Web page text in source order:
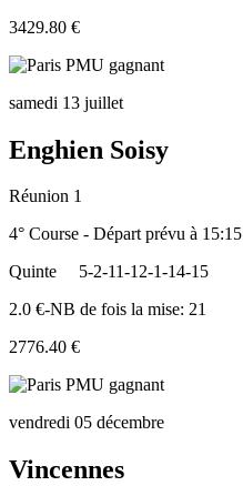
3429.80 €
samedi 13 juillet
Enghien Soisy
Réunion 1
4° Course - Départ prévu à 15:15
Quinte
5-2-11-12-1-14-15
2.0 €-NB de fois la mise: 21
2776.40 €
vendredi 05 décembre
Vincennes